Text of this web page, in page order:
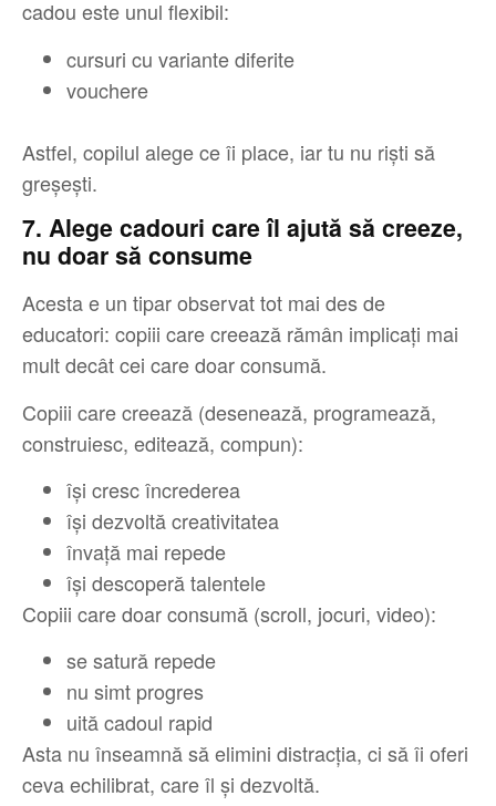
cadou este unul flexibil:
cursuri cu variante diferite
vouchere
Astfel, copilul alege ce îi place, iar tu nu riști să
greșești.
7. Alege cadouri care îl ajută să creeze,
nu doar să consume
Acesta e un tipar observat tot mai des de
educatori: copiii care creează rămân implicați mai
mult decât cei care doar consumă.
Copiii care creează (desenează, programează,
construiesc, editează, compun):
își cresc încrederea
își dezvoltă creativitatea
învață mai repede
își descoperă talentele
Copiii care doar consumă (scroll, jocuri, video):
se satură repede
nu simt progres
uită cadoul rapid
Asta nu înseamnă să elimini distracția, ci să îi oferi
ceva echilibrat, care îl și dezvoltă.